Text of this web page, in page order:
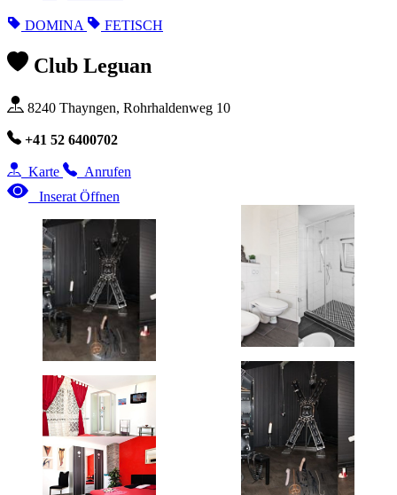
DOMINA FETISCH
Club Leguan
8240 Thayngen, Rohrhaldenweg 10
+41 52 6400702
Karte
Anrufen
Inserat Öffnen